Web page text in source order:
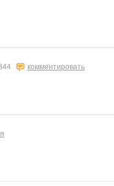
комментировать